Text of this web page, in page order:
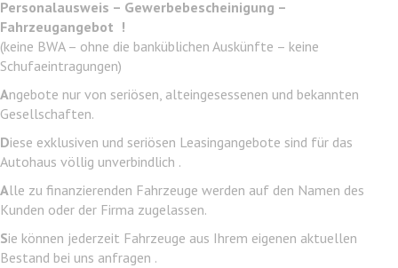
Personalausweis – Gewerbebescheinigung –
Fahrzeugangebot !
(keine BWA – ohne die banküblichen Auskünfte – keine
Schufaeintragungen)
Angebote nur von seriösen, alteingesessenen und bekannten
Gesellschaften.
Diese exklusiven und seriösen Leasingangebote sind für das
Autohaus völlig unverbindlich .
Alle zu finanzierenden Fahrzeuge werden auf den Namen des
Kunden oder der Firma zugelassen.
Sie können jederzeit Fahrzeuge aus Ihrem eigenen aktuellen
Bestand bei uns anfragen .